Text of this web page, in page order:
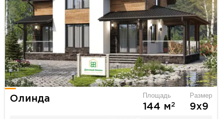
Олинда Площадь
144 м2
Размер
9х9